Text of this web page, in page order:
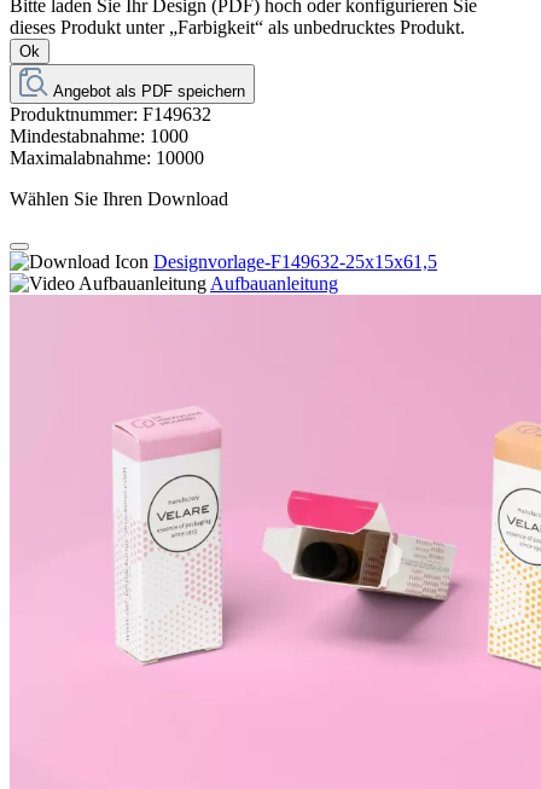
Bitte laden Sie Ihr Design (PDF) hoch oder konfigurieren Sie
dieses Produkt unter „Farbigkeit“ als unbedrucktes Produkt.
Ok
Angebot als PDF speichern
Produktnummer: F149632
Mindestabnahme: 1000
Maximalabnahme: 10000
Wählen Sie Ihren Download
Designvorlage-F149632-25x15x61,5
Aufbauanleitung